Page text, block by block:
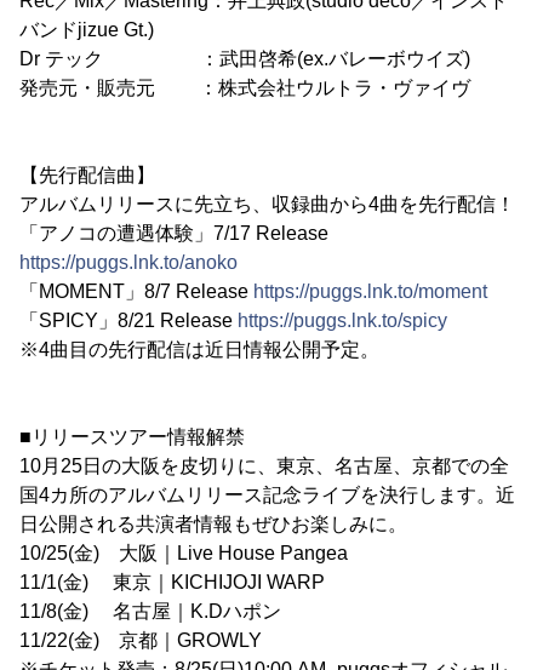
バンドjizue Gt.)
Dr テック ：武田啓希(ex.バレーボウイズ)
発売元・販売元 ：株式会社ウルトラ・ヴァイヴ
【先行配信曲】
アルバムリリースに先立ち、収録曲から4曲を先行配信！
「アノコの遭遇体験」7/17 Release
https://puggs.lnk.to/anoko
「MOMENT」8/7 Release https://puggs.lnk.to/moment
「SPICY」8/21 Release https://puggs.lnk.to/spicy
※4曲目の先行配信は近日情報公開予定。
■リリースツアー情報解禁
10月25日の大阪を皮切りに、東京、名古屋、京都での全
国4カ所のアルバムリリース記念ライブを決行します。近
日公開される共演者情報もぜひお楽しみに。
10/25(金) 大阪｜Live House Pangea
11/1(金) 東京｜KICHIJOJI WARP
11/8(金) 名古屋｜K.Dハポン
11/22(金) 京都｜GROWLY